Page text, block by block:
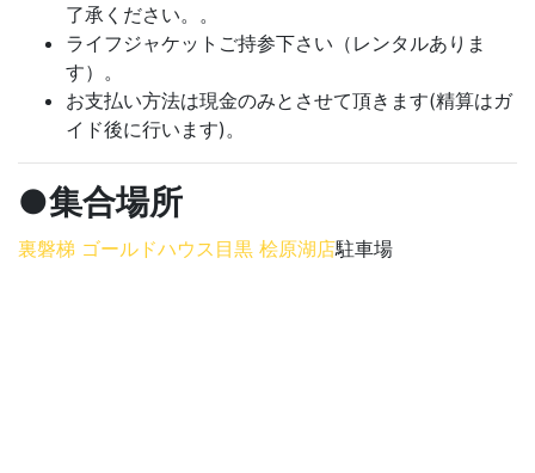
了承ください。。
ライフジャケットご持参下さい（レンタルありま
す）。
お支払い方法は現金のみとさせて頂きます(精算はガ
イド後に行います)。
●集合場所
裏磐梯 ゴールドハウス目黒 桧原湖店駐車場